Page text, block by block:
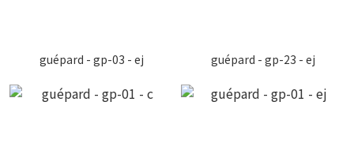
guépard - gp-03 - ej guépard - gp-23 - ej